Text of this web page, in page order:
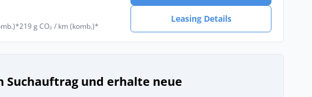
219 g CO₂ / km (komb.)*
Leasing Details
Suchauftrag und erhalte neue